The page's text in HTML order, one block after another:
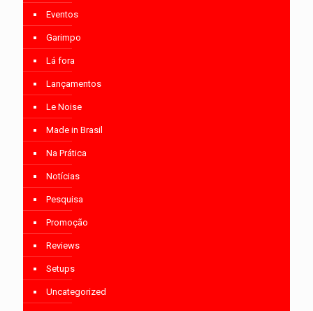
Eventos
Garimpo
Lá fora
Lançamentos
Le Noise
Made in Brasil
Na Prática
Notícias
Pesquisa
Promoção
Reviews
Setups
Uncategorized